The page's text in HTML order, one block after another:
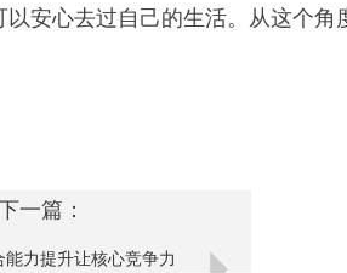
安心去过自己的生活。从这个角
一篇：
能力提升让核心竞争力